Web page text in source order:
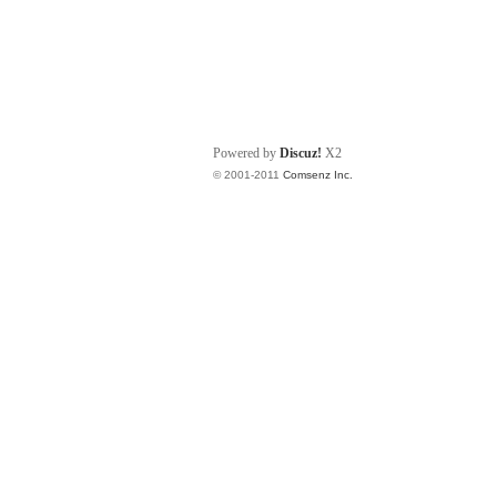
Powered by Discuz! X2
© 2001-2011 Comsenz Inc.